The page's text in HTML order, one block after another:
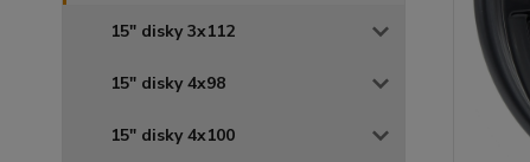
15" disky 3x112
15" disky 4x98
15" disky 4x100